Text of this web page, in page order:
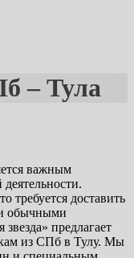
– Тула
важным
требуется доставить
обычными
предлагает
из СПб в Тулу. Мы